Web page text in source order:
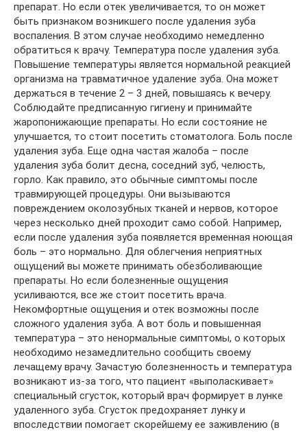
препарат. Но если отек увеличивается, то он может
быть признаком возникшего после удаления зуба
воспаления. В этом случае необходимо немедленно
обратиться к врачу. Температура после удаления зуба.
Повышение температуры является нормальной реакцией
организма на травматичное удаление зуба. Она может
держаться в течение 2 – 3 дней, повышаясь к вечеру.
Соблюдайте предписанную гигиену и принимайте
жаропонижающие препараты. Но если состояние не
улучшается, то стоит посетить стоматолога. Боль после
удаления зуба. Еще одна частая жалоба – после
удаления зуба болит десна, соседний зуб, челюсть,
горло. Как правило, это обычные симптомы после
травмирующей процедуры. Они вызываются
повреждением околозубных тканей и нервов, которое
через несколько дней проходит само собой. Например,
если после удаления зуба появляется временная ноющая
боль – это нормально. Для облегчения неприятных
ощущений вы можете принимать обезболивающие
препараты. Но если болезненные ощущения
усиливаются, все же стоит посетить врача.
Некомфортные ощущения и отек возможны после
сложного удаления зуба. А вот боль и повышенная
температура – это ненормальные симптомы, о которых
необходимо незамедлительно сообщить своему
лечащему врачу. Зачастую болезненность и температура
возникают из-за того, что пациент «выполаскивает»
специальный сгусток, который врач формирует в лунке
удаленного зуба. Сгусток предохраняет лунку и
впоследствии помогает скорейшему ее заживлению (в